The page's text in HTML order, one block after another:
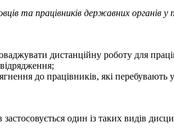
та працівників державних органів у
дистанційну роботу для
до працівників, які
один із таких видів